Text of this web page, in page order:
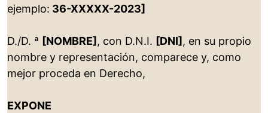
ejemplo: 36-XXXXX-2023]
D./D. ª [NOMBRE] , con D.N.I. [DNI] , en su propio
nombre y representación, comparece y, como
mejor proceda en Derecho,
EXPONE